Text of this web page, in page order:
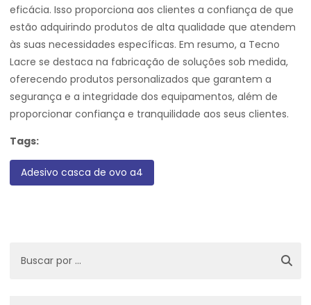
eficácia. Isso proporciona aos clientes a confiança de que
estão adquirindo produtos de alta qualidade que atendem
às suas necessidades específicas. Em resumo, a Tecno
Lacre se destaca na fabricação de soluções sob medida,
oferecendo produtos personalizados que garantem a
segurança e a integridade dos equipamentos, além de
proporcionar confiança e tranquilidade aos seus clientes.
Tags:
Adesivo casca de ovo a4